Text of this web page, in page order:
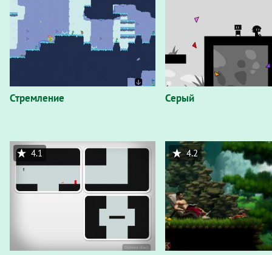
Стремление Серый
4.1 4.2